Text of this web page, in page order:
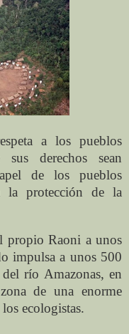
a los pueblos
derechos sean
de los pueblos
la protección de la
propio Raoni a unos
impulsa a unos 500
río Amazonas, en
de una enorme
ecologistas.